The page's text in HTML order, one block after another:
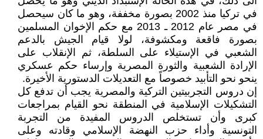
في تركيا منذ 2002 بصورة مخففة، وهو ما كان سيحصل
في مصر عام 2012 ـ 2013 مع حكم الإخوان المسلمين
بصورة فاقعة ومكشوفة، لولا قيام الجيش بالدعم
الشعبي في الإستيلاء على السلطة، ثم الإنقلاب على
الإرادة الشعبية والثورة المصرية وإرساء حكم عسكري
ينحو نحو التأبيد خصوصاً مع التعديلات الدستورية الأخيرة.
إن دروس التجربيتين التركية والمصرية يجب أن تدفع كل
التشكيلات الإسلامية في المنطقة نحو القيام بمراجعات
كبرى وأن تستخلص الدروس المفيدة من التجربة
التونسية وأداء حزب النهضة الإسلامي وقادته وعلى